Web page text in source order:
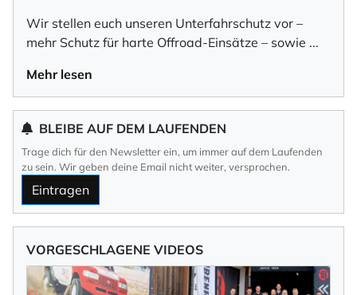
Wir stellen euch unseren Unterfahrschutz vor –
mehr Schutz für harte Offroad-Einsätze – sowie ...
Mehr lesen
BLEIBE AUF DEM LAUFENDEN
Trage dich für den Newsletter ein, um immer auf dem Laufenden
zu sein. Wir geben deine Email nicht weiter, versprochen.
Eintragen
VORGESCHLAGENE VIDEOS